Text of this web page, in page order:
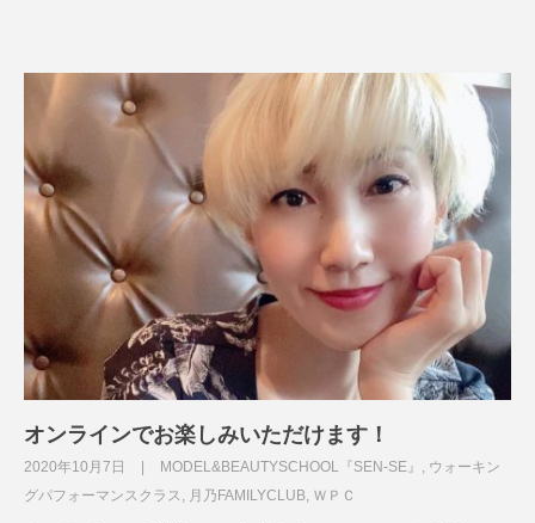
オンラインでお楽しみいただけます！
2020年10月7日 MODEL&BEAUTYSCHOOL『SEN-SE』
ウォーキン
グパフォーマンスクラス
月乃FAMILYCLUB ＷＰＣ